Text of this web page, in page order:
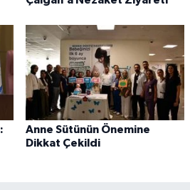
Anne Sütünün Önemine
Dikkat Çekildi